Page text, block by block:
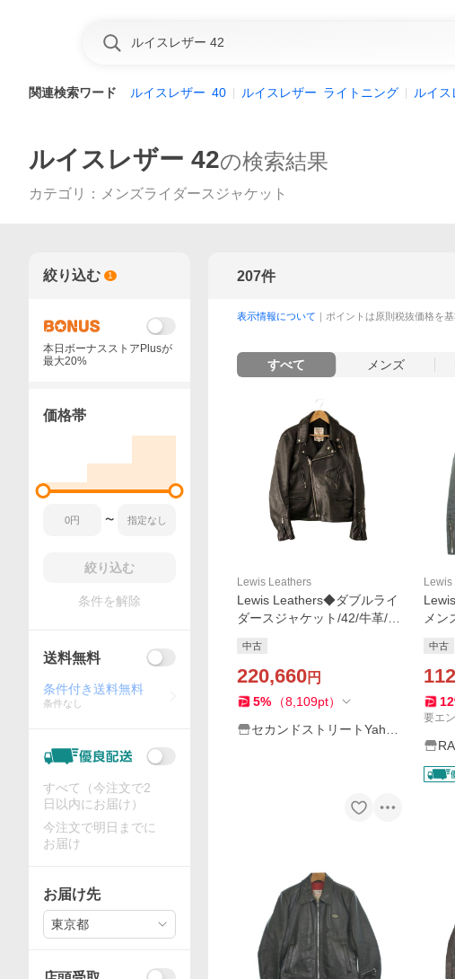
関連検索ワード ルイスレザー 40 ルイスレザー ライトニング ルイス
ルイスレザー 42の検索結果
カテゴリ ： メンズライダースジャケット
207件
表示情報について ｜ポイントは原則税抜価格を
すべて メンズ
Lewis Leathers
Lewis Leathers◆ダブルライ
ダースジャケット/42/牛革/B
中古
220,660円
5% （8,109pt）
セカンドストリートYaho
メ
中古
12
要エ
絞り込む 1
本日ボーナスストアPlusが
最大20%
価格帯
〜
絞り込む
条件を解除
送料無料
条件付き送料無料
条件なし
すべて（今注文で2
日以内にお届け）
今注文で明日までに
お届け
お届け先
東京都